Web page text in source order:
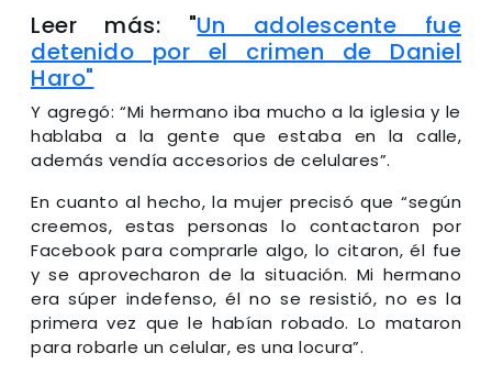
Leer más: "Un adolescente fue
detenido por el crimen de Daniel
Haro"
Y agregó: “Mi hermano iba mucho a la iglesia y le
hablaba a la gente que estaba en la calle,
además vendía accesorios de celulares”.
En cuanto al hecho, la mujer precisó que “según
creemos, estas personas lo contactaron por
Facebook para comprarle algo, lo citaron, él fue
y se aprovecharon de la situación. Mi hermano
era súper indefenso, él no se resistió, no es la
primera vez que le habían robado. Lo mataron
para robarle un celular, es una locura”.